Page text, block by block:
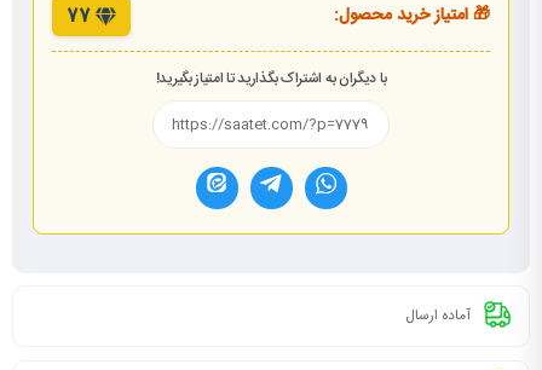
🎁 امتیاز خرید محصول: 77
با دیگران به اشتراک بگذارید تا امتیاز بگیرید!
آماده ارسال